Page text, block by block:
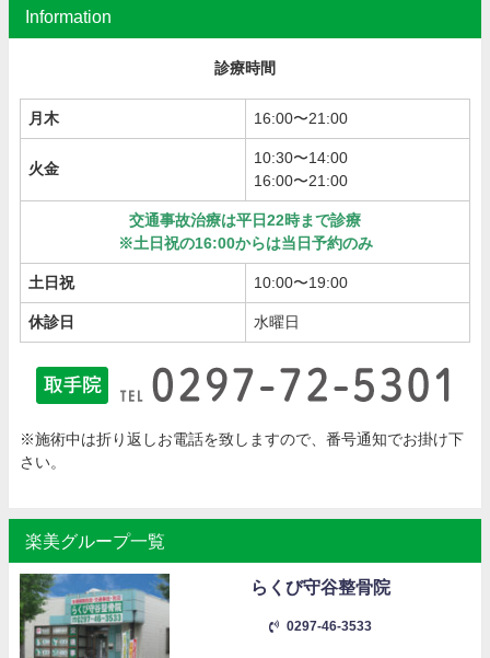
Information
診療時間
月木 16:00〜21:00
火金
10:30〜14:00
16:00〜21:00
交通事故治療は平日22時まで診療
※土日祝の16:00からは当日予約のみ
土日祝 10:00〜19:00
休診日 水曜日
※施術中は折り返しお電話を致しますので、番号通知でお掛け下
さい。
楽美グループ一覧
らくび守谷整骨院
0297-46-3533